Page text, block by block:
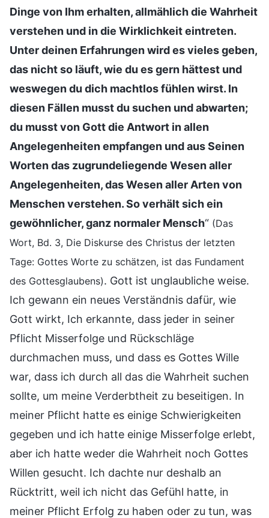
Dinge von Ihm erhalten, allmählich die Wahrheit
verstehen und in die Wirklichkeit eintreten.
Unter deinen Erfahrungen wird es vieles geben,
das nicht so läuft, wie du es gern hättest und
weswegen du dich machtlos fühlen wirst. In
diesen Fällen musst du suchen und abwarten;
du musst von Gott die Antwort in allen
Angelegenheiten empfangen und aus Seinen
Worten das zugrundeliegende Wesen aller
Angelegenheiten, das Wesen aller Arten von
Menschen verstehen. So verhält sich ein
gewöhnlicher, ganz normaler Mensch“ (Das
Wort, Bd. 3, Die Diskurse des Christus der letzten
Tage: Gottes Worte zu schätzen, ist das Fundament
des Gottesglaubens). Gott ist unglaubliche weise.
Ich gewann ein neues Verständnis dafür, wie
Gott wirkt, Ich erkannte, dass jeder in seiner
Pflicht Misserfolge und Rückschläge
durchmachen muss, und dass es Gottes Wille
war, dass ich durch all das die Wahrheit suchen
sollte, um meine Verderbtheit zu beseitigen. In
meiner Pflicht hatte es einige Schwierigkeiten
gegeben und ich hatte einige Misserfolge erlebt,
aber ich hatte weder die Wahrheit noch Gottes
Willen gesucht. Ich dachte nur deshalb an
Rücktritt, weil ich nicht das Gefühl hatte, in
meiner Pflicht Erfolg zu haben oder zu tun, was